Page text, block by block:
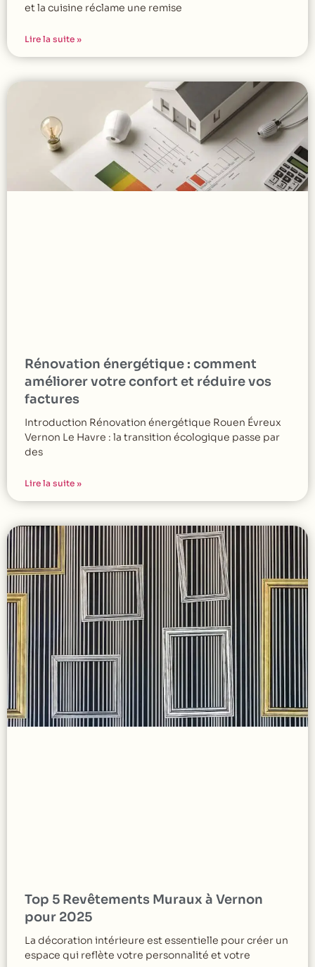
et la cuisine réclame une remise
Lire la suite »
Rénovation énergétique : comment
améliorer votre confort et réduire vos
factures
Introduction Rénovation énergétique Rouen Évreux
Vernon Le Havre : la transition écologique passe par
des
Lire la suite »
Top 5 Revêtements Muraux à Vernon
pour 2025
La décoration intérieure est essentielle pour créer un
espace qui reflète votre personnalité et votre